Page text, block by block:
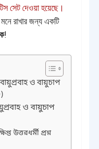
সেট দেওয়া হয়েছে।
রাখার জন্য একটি
!
ও বায়ুচাপ
ও বায়ুচাপ
উত্তরধর্মী প্রশ্ন